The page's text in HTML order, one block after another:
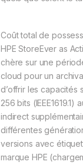
Coût total de
HPE StoreEver as
chère sur une
cloud pour un
d’offrir les capacités
256 bits
indirect
différentes
versions avec
marque HPE